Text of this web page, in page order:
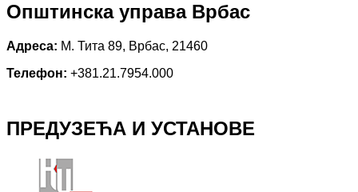
Општинска управа Врбас
Адреса: М. Тита 89, Врбас, 21460
Телефон: +381.21.7954.000
ПРЕДУЗЕЋА И УСТАНОВЕ